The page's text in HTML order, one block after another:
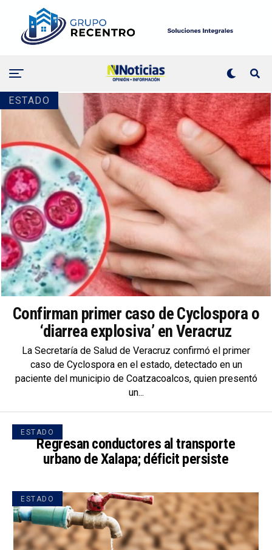
ESTADO
Confirman primer caso de Cyclospora o
‘diarrea explosiva’ en Veracruz
La Secretaría de Salud de Veracruz confirmó el primer
caso de Cyclospora en el estado, detectado en un
paciente del municipio de Coatzacoalcos, quien presentó
un...
ESTADO
Regresan conductores al transporte
urbano de Xalapa; déficit persiste
ESTADO